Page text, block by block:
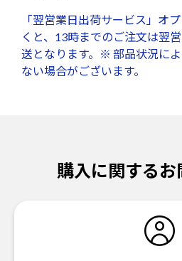
「翌営業日出荷サービス」オ
くと、13時までのご注文は翌
送となります。※ 部品状況に
ない場合がございます。
購入に関するお